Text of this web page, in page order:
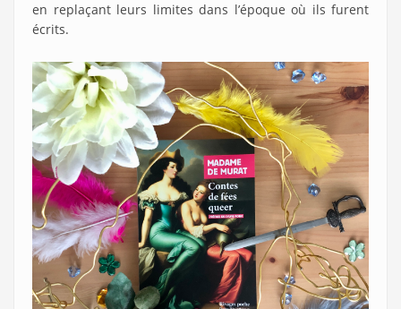
en replaçant leurs limites dans l’époque où ils furent
écrits.